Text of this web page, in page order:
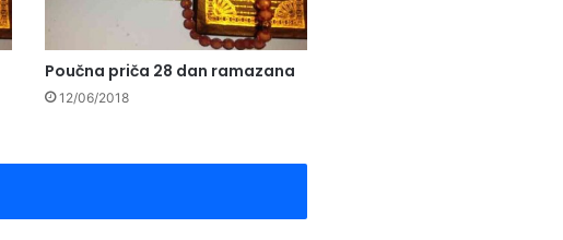
Poučna priča 28 dan ramazana
12/06/2018